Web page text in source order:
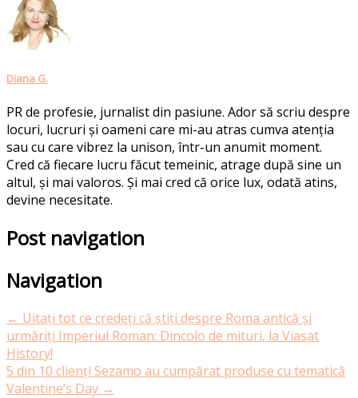
Diana G.
PR de profesie, jurnalist din pasiune. Ador să scriu despre
locuri, lucruri și oameni care mi-au atras cumva atenția
sau cu care vibrez la unison, într-un anumit moment.
Cred că fiecare lucru făcut temeinic, atrage după sine un
altul, și mai valoros. Și mai cred că orice lux, odată atins,
devine necesitate.
Post navigation
Navigation
← Uitați tot ce credeți că știți despre Roma antică și
urmăriți Imperiul Roman: Dincolo de mituri, la Viasat
History!
5 din 10 clienți Sezamo au cumpărat produse cu tematică
Valentine’s Day →